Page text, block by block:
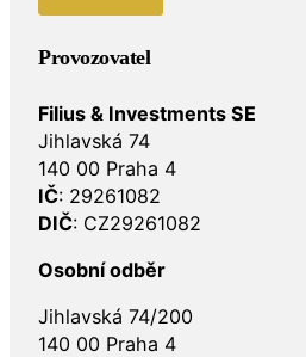
Provozovatel
Filius & Investments SE
Jihlavská 74
140 00 Praha 4
IČ: 29261082
DIČ: CZ29261082
Osobní odběr
Jihlavská 74/200
140 00 Praha 4